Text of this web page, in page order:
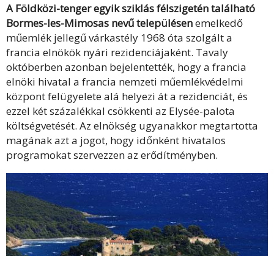
A Földközi-tenger egyik sziklás félszigetén található
Bormes-les-Mimosas nevű településenemelkedő
műemlék jellegű várkastély 1968 óta szolgált a
francia elnökök nyári rezidenciájaként. Tavaly
októberben azonban bejelentették, hogy a francia
elnöki hivatal a francia nemzeti műemlékvédelmi
központ felügyelete alá helyezi át a rezidenciát, és
ezzel két százalékkal csökkenti az Elysée-palota
költségvetését. Az elnökség ugyanakkor megtartotta
magának azt a jogot, hogy időnként hivatalos
programokat szervezzen az erődítményben.